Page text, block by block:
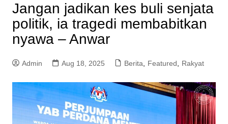
Jangan jadikan kes buli senjata
politik, ia tragedi membabitkan
nyawa – Anwar
Admin Aug 18, 2025 Berita, Featured, Rakyat